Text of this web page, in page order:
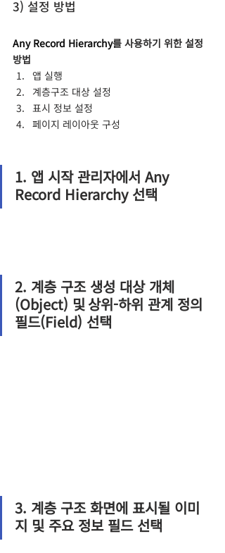
3) 설정 방법
Any Record Hierarchy를 사용하기 위한 설정
방법
앱 실행
계층구조 대상 설정
표시 정보 설정
페이지 레이아웃 구성
1. 앱 시작 관리자에서 Any
Record Hierarchy 선택
2. 계층 구조 생성 대상 개체
(Object) 및상위-하위 관계 정의
필드(Field) 선택
3. 계층 구조 화면에 표시될 이미
지 및 주요 정보 필드 선택